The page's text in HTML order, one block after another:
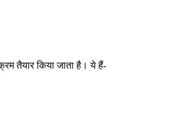
तैयार किया जाता है। ये हैं-